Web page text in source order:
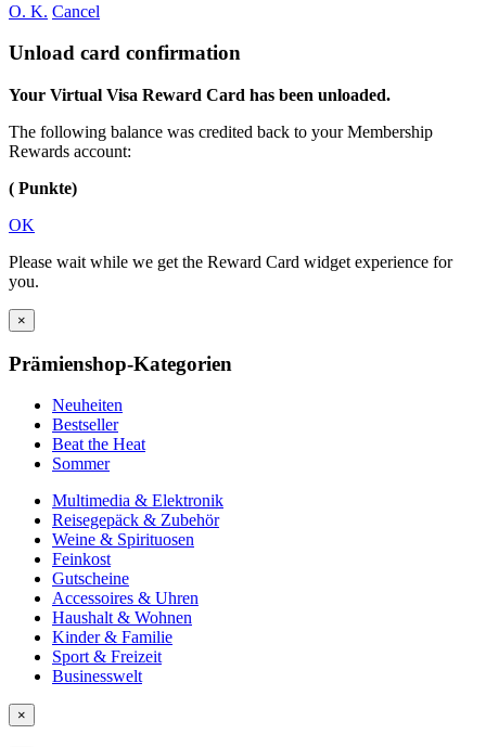
O. K. Cancel
Unload card confirmation
Your Virtual Visa Reward Card has been unloaded.
The following balance was credited back to your Membership
Rewards account:
( Punkte)
OK
Please wait while we get the Reward Card widget experience for
you.
×
Prämienshop-Kategorien
Neuheiten
Bestseller
Beat the Heat
Sommer
Multimedia & Elektronik
Reisegepäck & Zubehör
Weine & Spirituosen
Feinkost
Gutscheine
Accessoires & Uhren
Haushalt & Wohnen
Kinder & Familie
Sport & Freizeit
Businesswelt
×